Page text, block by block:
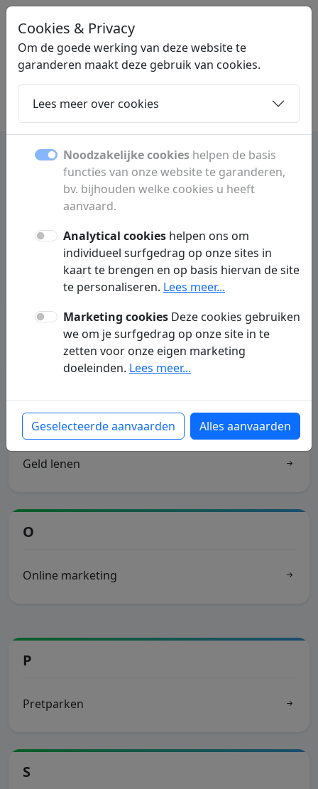
STARTPAGINAONLINE.NL
Home Dochters Contact
Dochterpagina's
Ontdek alle subpagina's en rubrieken.
Beveiliging
G
Geld lenen
O
Online marketing
P
Pretparken
S
Cookies & Privacy
Om de goede werking van deze website te
garanderen maakt deze gebruik van cookies.
Lees meer over cookies
Noodzakelijke cookies helpen de basis
functies van onze website te garanderen,
bv. bijhouden welke cookies u heeft
aanvaard.
Analytical cookies helpen ons om
individueel surfgedrag op onze sites in
kaart te brengen en op basis hiervan de site
te personaliseren. Lees meer...
Marketing cookies Deze cookies gebruiken
we om je surfgedrag op onze site in te
zetten voor onze eigen marketing
doeleinden. Lees meer...
Geselecteerde aanvaarden Alles aanvaarden